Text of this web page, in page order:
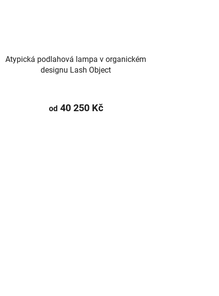
Atypická podlahová lampa v organickém
designu Lash Object
od40 250 Kč